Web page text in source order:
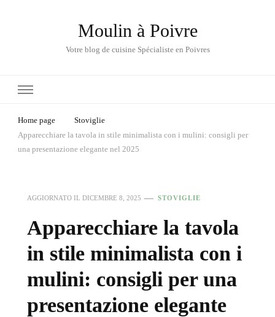
Moulin à Poivre
Votre blog de cuisine Spécialiste en Poivres
Home page
Stoviglie
Apparecchiare la tavola in stile minimalista con i mulini: consigli per
una presentazione elegante nel 2025
AGGIORNATO IL DICEMBRE 8, 2025 STOVIGLIE
Apparecchiare la tavola
in stile minimalista con i
mulini: consigli per una
presentazione elegante